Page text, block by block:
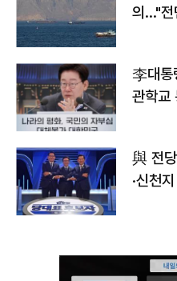
의…"전
李대통
관학교
與 전
·신천